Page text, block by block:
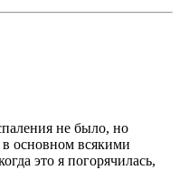
не было, но
в основном всякими
это я погорячилась,